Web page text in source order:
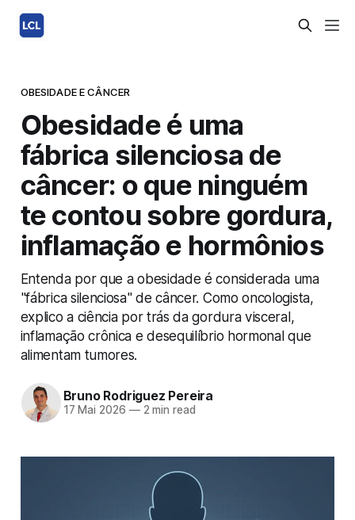
OBESIDADE E CÂNCER
Obesidade é uma
fábrica silenciosa de
câncer: o que ninguém
te contou sobre gordura,
inflamação e hormônios
Entenda por que a obesidade é considerada uma
"fábrica silenciosa" de câncer. Como oncologista,
explico a ciência por trás da gordura visceral,
inflamação crônica e desequilíbrio hormonal que
alimentam tumores.
Bruno Rodriguez Pereira
17 Mai 2026 —2 min read